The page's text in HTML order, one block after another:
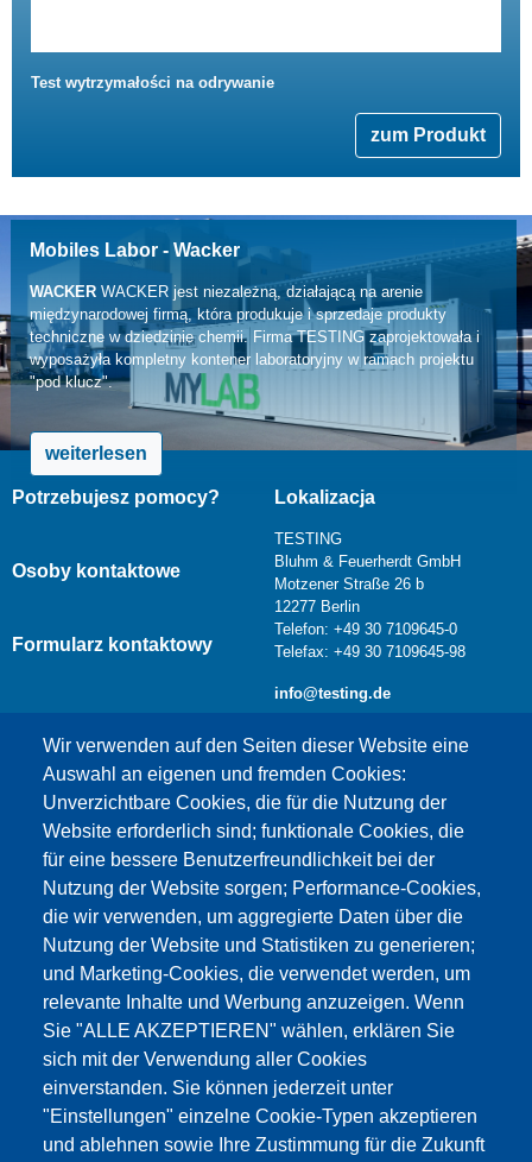
Test wytrzymałości na odrywanie
zum Produkt
Mobiles Labor - Wacker
WACKERWACKER jest niezależną, działającą na arenie
międzynarodowej firmą, która produkuje i sprzedaje produkty
techniczne w dziedzinie chemii. Firma TESTING zaprojektowała i
wyposażyła kompletny kontener laboratoryjny w ramach projektu
"pod klucz".
weiterlesen
Wir verwenden auf den Seiten dieser Website eine
Auswahl an eigenen und fremden Cookies:
Unverzichtbare Cookies, die für die Nutzung der
Website erforderlich sind; funktionale Cookies, die
für eine bessere Benutzerfreundlichkeit bei der
Nutzung der Website sorgen; Performance-Cookies,
die wir verwenden, um aggregierte Daten über die
Nutzung der Website und Statistiken zu generieren;
und Marketing-Cookies, die verwendet werden, um
relevante Inhalte und Werbung anzuzeigen. Wenn
Sie "ALLE AKZEPTIEREN" wählen, erklären Sie
sich mit der Verwendung aller Cookies
einverstanden. Sie können jederzeit unter
"Einstellungen" einzelne Cookie-Typen akzeptieren
und ablehnen sowie Ihre Zustimmung für die Zukunft
Potrzebujesz pomocy?
Osoby kontaktowe
Formularz kontaktowy
Lokalizacja
TESTING
Bluhm & Feuerherdt GmbH
Motzener Straße 26 b
12277 Berlin
Telefon: +49 30 7109645-0
Telefax: +49 30 7109645-98
info@testing.de
Dieser Inhalt ist blockiert, da die Google Maps
Cookies nicht akzeptiert wurden.
NUR DIE GOOGLE MAPS COOKIES
AKZEPTIEREN.
Alle Cookies akzeptieren